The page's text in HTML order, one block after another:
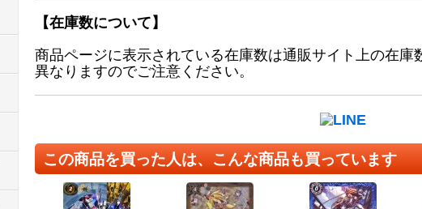
【在庫数について】
商品ページに表示されている在庫数は通販サイト上の在庫
異なりますのでご注意ください。
この商品を買った人は、こんな商品も買っています